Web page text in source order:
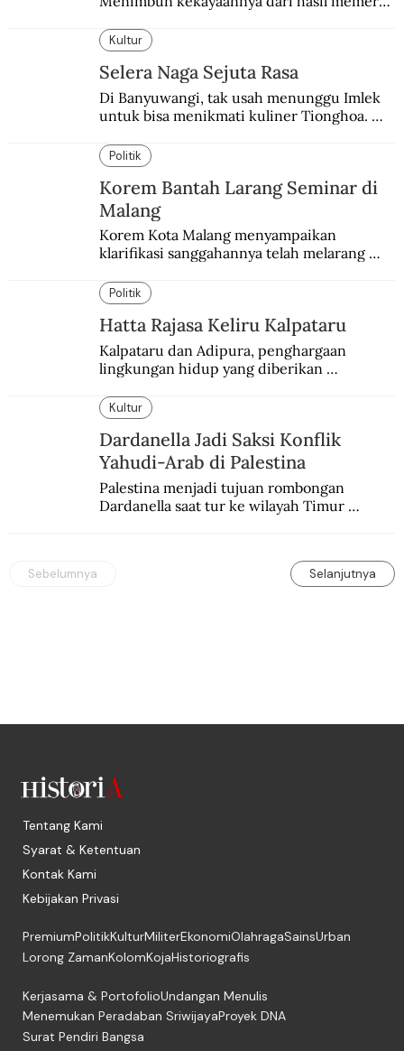
Kultur
Selera Naga Sejuta Rasa
Di Banyuwangi, tak usah menunggu Imlek
untuk bisa menikmati kuliner Tionghoa.
pekan.
Politik
Korem Bantah Larang Seminar di
Malang
Korem Kota Malang menyampaikan
klarifikasi sanggahannya telah melarang
Malang.
Politik
Hatta Rajasa Keliru Kalpataru
Kalpataru dan Adipura, penghargaan
lingkungan hidup yang diberikan
yang berbeda.
Kultur
Dardanella Jadi Saksi Konflik
Yahudi-Arab di Palestina
Palestina menjadi tujuan rombongan
Dardanella saat tur ke wilayah Timur
Sebelumnya Selanjutnya
Tentang Kami
Syarat & Ketentuan
Kontak Kami
Kebijakan Privasi
PremiumPolitikKulturMiliterEkonomiOlahragaSainsUrban
Lorong ZamanKolomKojaHistoriografis
Kerjasama & PortofolioUndangan Menulis
Menemukan Peradaban SriwijayaProyek DNA
Surat Pendiri Bangsa